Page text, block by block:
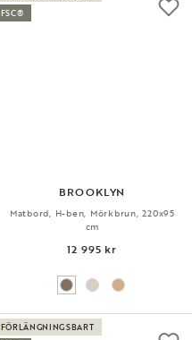
BROOKLYN
Matbord, H-ben, Mörkbrun, 220x95
cm
12 995 kr
FSC®
FÖRLÄNGNINGSBART